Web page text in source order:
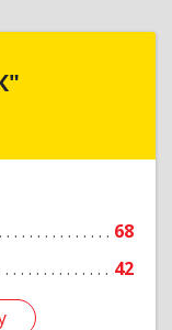
68
42
"ДОК"
Горького ул,